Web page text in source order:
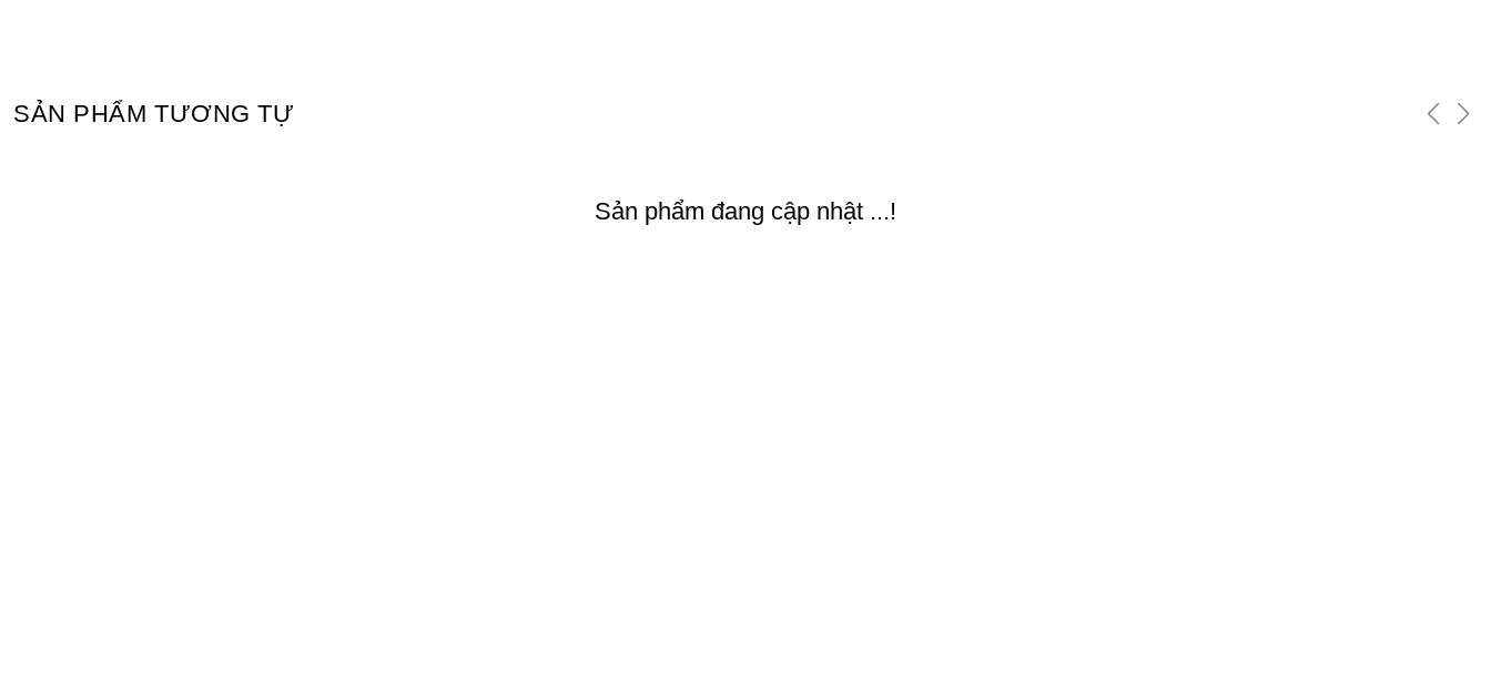
SẢN PHẨM TƯƠNG TỰ
Sản phẩm đang cập nhật ...!